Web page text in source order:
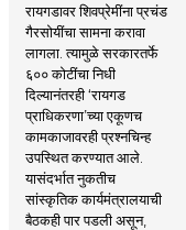
रायगडावर शिवप्रेमींना प्रचंड
गैरसोयींचा सामना करावा
लागला. त्यामुळे सरकारतर्फे
६०० कोटींचा निधी
दिल्यानंतरही ‘रायगड
प्राधिकरणा’च्या एकूणच
कामकाजावरही प्रश्नचिन्ह
उपस्थित करण्यात आले.
यासंदर्भात नुकतीच
सांस्कृतिक कार्यमंत्रालयाची
बैठकही पार पडली असून,